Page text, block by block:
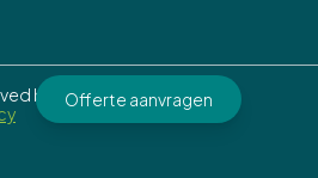
Offerte aanvragen
by
IPL Schoeller.